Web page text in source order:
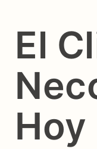
El
Hoy